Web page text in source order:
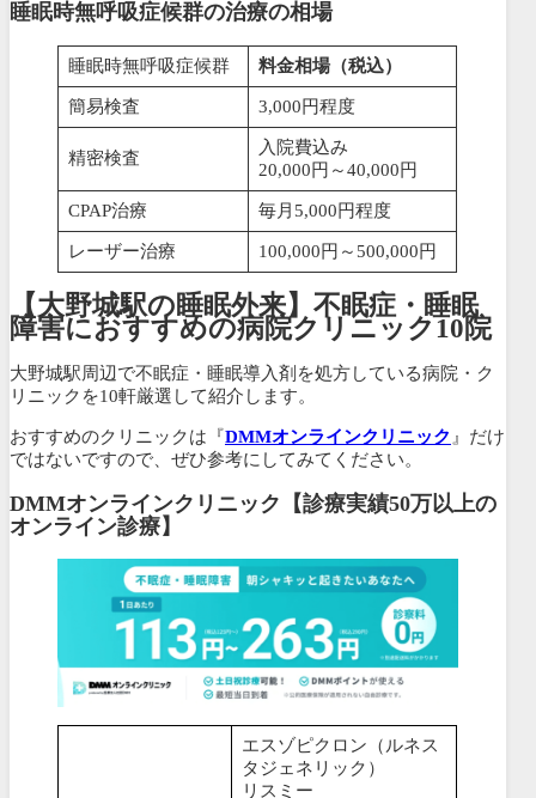
睡眠時無呼吸症候群の治療の相場
睡眠時無呼吸症候群 料金相場（税込）
簡易検査 3,000円程度
精密検査
入院費込み
20,000円～40,000円
CPAP治療 毎月5,000円程度
レーザー治療 100,000円～500,000円
【大野城駅の睡眠外来】不眠症・睡眠
障害におすすめの病院クリニック10院
大野城駅周辺で不眠症・睡眠導入剤を処方している病院・ク
リニックを10軒厳選して紹介します。
おすすめのクリニックは『DMMオンラインクリニック 』だけ
ではないですので、ぜひ参考にしてみてください。
DMMオンラインクリニック【診療実績50万以上の
オンライン診療】
エスゾピクロン（ルネス
タジェネリック）
リスミー